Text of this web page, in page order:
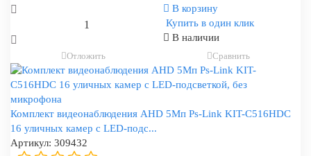
В корзину
Купить в один клик
В наличии
Отложить Сравнить
Комплект видеонаблюдения AHD 5Мп Ps-Link KIT-C516HDC
16 уличных камер с LED-подс...
Артикул: 309432